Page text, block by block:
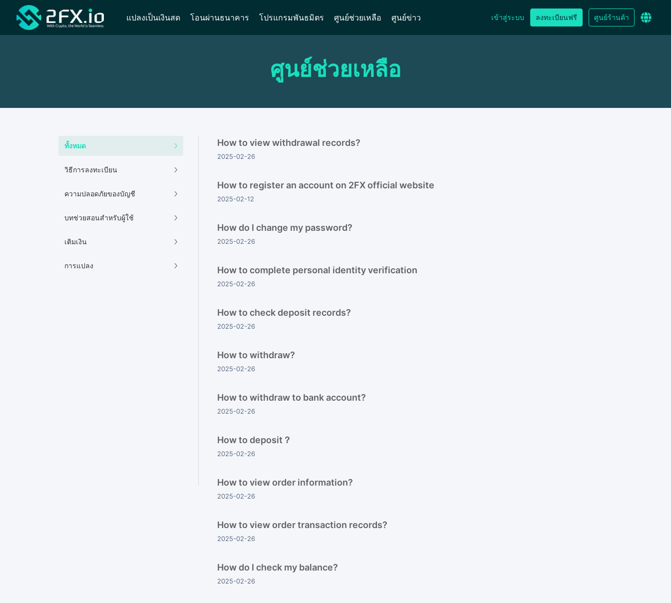
แปลงเป็นเงินสด โอนผ่านธนาคาร โปรแกรมพันธมิตร ศูนย์ช่วยเหลือ ศูนย์ข่าว เข้าสู่ระบบ ลงทะเบียนฟรี ศูนย์ร้านค้า
ศูนย์ช่วยเหลือ
ทั้งหมด
วิธีการลงทะเบียน
ความปลอดภัยของบัญชี
บทช่วยสอนสำหรับผู้ใช้
เติมเงิน
การแปลง
How to view withdrawal records?
2025-02-26
How to register an account on 2FX official website
2025-02-12
How do I change my password?
2025-02-26
How to complete personal identity verification
2025-02-26
How to check deposit records?
2025-02-26
How to withdraw?
2025-02-26
How to withdraw to bank account?
2025-02-26
How to deposit？
2025-02-26
How to view order information?
2025-02-26
How to view order transaction records?
2025-02-26
How do I check my balance?
2025-02-26